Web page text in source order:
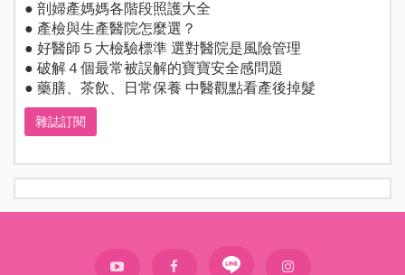
● 剖婦產媽媽各階段照護大全
● 產檢與生產醫院怎麼選？
● 好醫師５大檢驗標準 選對醫院是風險管理
● 破解４個最常被誤解的寶寶安全感問題
● 藥膳、茶飲、日常保養 中醫觀點看產後掉髮
雜誌訂閱